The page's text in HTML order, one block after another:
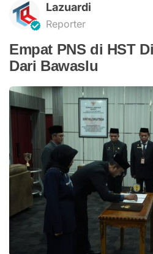
Lazuardi
Reporter
Empat PNS di HST
Dari Bawaslu